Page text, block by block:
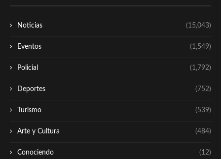
Noticias (15,043)
Eventos (1,549)
Policial (1,792)
Deportes (752)
Turismo (539)
Arte y Cultura (484)
Conociendo (12)